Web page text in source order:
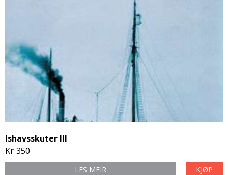
Ishavsskuter III
Kr 350
LES MEIR KJØP